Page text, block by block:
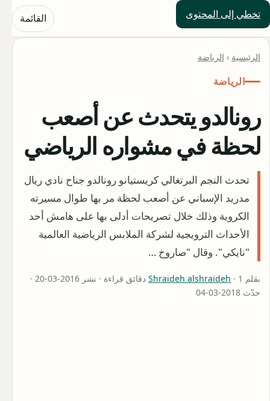
تخطي إلى المحتوى
حلول العالم القائمة
الرئيسية › الرياضة
الرياضة
رونالدو يتحدث عن أصعب
لحظة في مشواره الرياضي
تحدث النجم البرتغالي كريستيانو رونالدو جناح نادي ريال
مدريد الإسباني عن أصعب لحظة مر بها طوال مسيرته
الكروية وذلك خلال تصريحات أدلى بها على هامش أحد
الأحداث الترويجية لشركة الملابس الرياضية العالمية
"نايكي". وقال "صاروخ …
بقلم Shraideh alshraideh
· 1 دقائق قراءة · نشر 2016-03-20 ·
حدّث 2018-03-04